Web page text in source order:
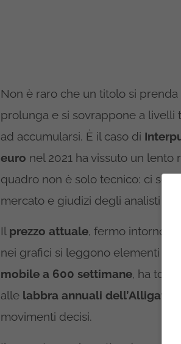
Non è raro che un titolo si
prolunga e si sovrappone a livelli
ad accumularsi. È il caso di
euro nel 2021 ha vissuto un lento
quadro non è solo tecnico: ci
mercato e giudizi degli analisti
Il prezzo attuale, fermo intorno ai
nei grafici si leggono elementi
mobile a 600 settimane, ha
alle labbra annuali dell’Alligator
movimenti decisi.